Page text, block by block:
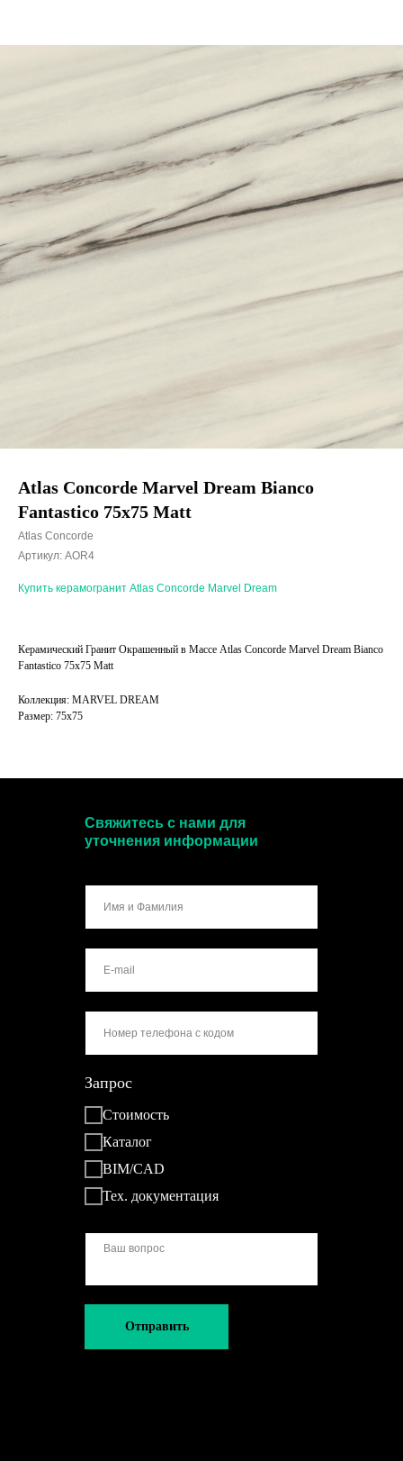
Atlas Concorde Marvel Dream Bianco
Fantastico 75x75 Matt
Atlas Concorde
Артикул: AOR4
Купить керамогранит Atlas Concorde Marvel Dream
Керамический Гранит Окрашенный в Массе Atlas Concorde Marvel Dream Bianco
Fantastico 75x75 Matt
Коллекция: MARVEL DREAM
Размер: 75x75
Запрос
Стоимость
Каталог
BIM/CAD
Тех. документация
Отправить
Свяжитесь с нами для
уточнения информации